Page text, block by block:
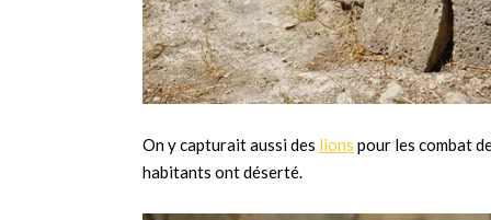
On y capturait aussi des lions pour les combat
habitants ont déserté.